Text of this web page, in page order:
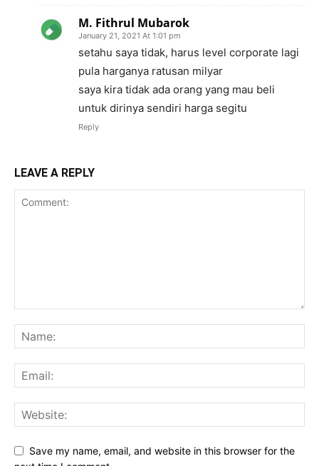
M. Fithrul Mubarok
January 21, 2021 At 1:01 pm
setahu saya tidak, harus level corporate lagi
pula harganya ratusan milyar
saya kira tidak ada orang yang mau beli
untuk dirinya sendiri harga segitu
Reply
LEAVE A REPLY
Save my name, email, and website in this browser for the